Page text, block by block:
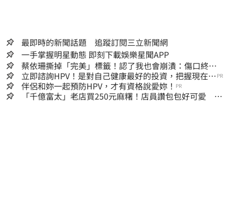
最即時的新聞話題 追蹤訂閱三立新聞網
一手掌握明星動態 即刻下載娛樂星聞APP
蔡依珊撕掉「完美」標籤！認了我也會崩潰：傷口終究
會癒合
立即諮詢HPV！是對自己健康最好的投資，把握現在不
嫌晚！
PR
伴侶和妳一起預防HPV，才有資格說愛妳！ PR
「千億富太」老店買250元麻糬！店員讚包包好可愛 笑